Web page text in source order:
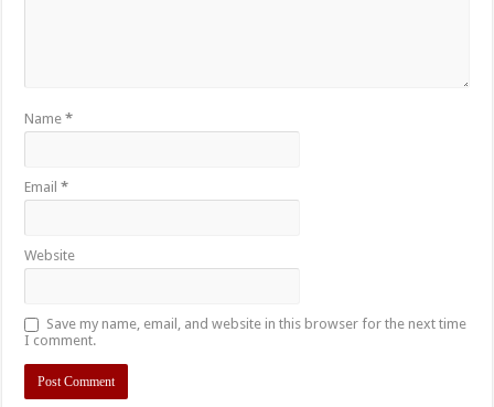
Name*
Email*
Website
Save my name, email, and website in this browser for the next time
I comment.